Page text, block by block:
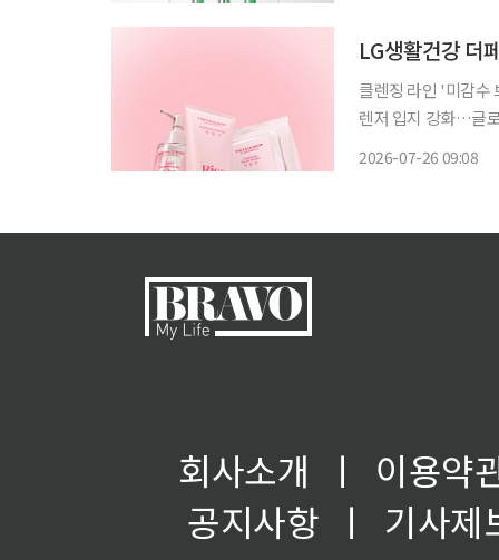
LG생활건강 더
클렌징 라인 '미감
렌저 입지 강화…글로벌 시장 공략 속도 LG생
2026-07-26 09:08
회사소개 ㅣ
이용약
공지사항
ㅣ
기사제